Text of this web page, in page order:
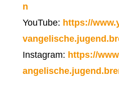
n
YouTube: https://
Instagram: https://